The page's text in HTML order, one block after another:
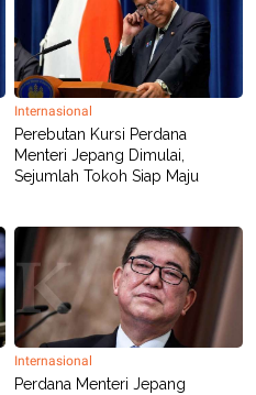
Internasional
Perebutan Kursi Perdana
Menteri Jepang Dimulai,
Sejumlah Tokoh Siap Maju
Internasional
Perdana Menteri Jepang